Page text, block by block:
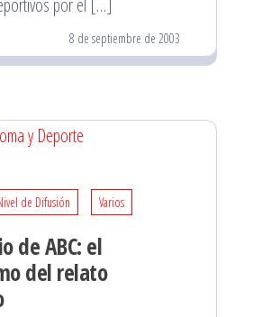
8 de septiembre de 2003
de Difusión Varios
de ABC: el
del relato